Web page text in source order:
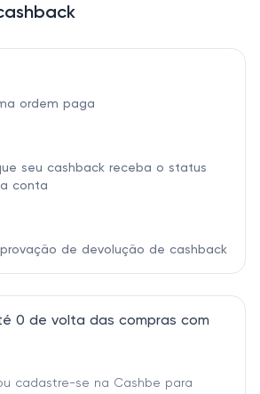
ordem paga
seu cashback receba o status
conta
de devolução de cashback
0 de volta das compras com
cadastre-se na Cashbe para